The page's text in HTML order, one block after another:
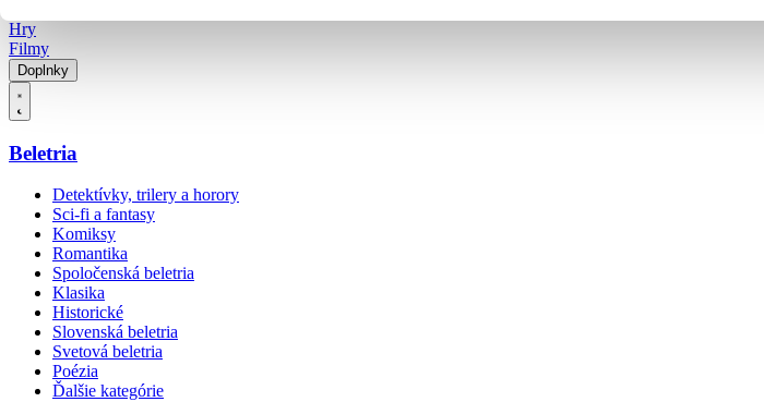
Hry
Filmy
Doplnky
Beletria
Detektívky, trilery a horory
Sci-fi a fantasy
Komiksy
Romantika
Spoločenská beletria
Klasika
Historické
Slovenská beletria
Svetová beletria
Poézia
Ďalšie kategórie